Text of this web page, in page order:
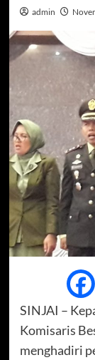
admin
SINJAI –
Komisaris
menghadiri